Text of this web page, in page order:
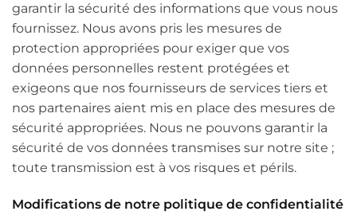
garantir la sécurité des informations que vous nous
fournissez. Nous avons pris les mesures de
protection appropriées pour exiger que vos
données personnelles restent protégées et
exigeons que nos fournisseurs de services tiers et
nos partenaires aient mis en place des mesures de
sécurité appropriées. Nous ne pouvons garantir la
sécurité de vos données transmises sur notre site ;
toute transmission est à vos risques et périls.
Modifications de notre politique de confidentialité